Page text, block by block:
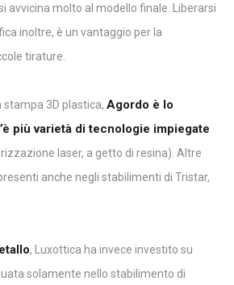
avvicina molto al modello finale. Liberarsi
inoltre, è un vantaggio per la
tirature.
stampa 3D plastica, Agordo è lo
più varietà di tecnologie impiegate
laser, a getto di resina). Altre
anche negli stabilimenti di Tristar,
, Luxottica ha invece investito su
solamente nello stabilimento di